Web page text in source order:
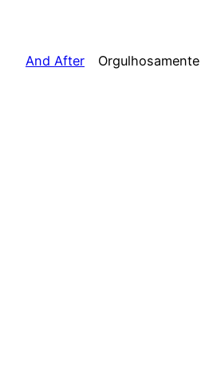
And After